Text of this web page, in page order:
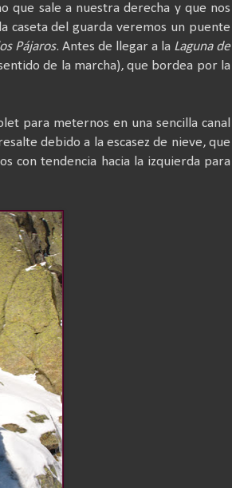
que sale a nuestra derecha y que nos
caseta del guarda veremos un puente
Pájaros. Antes de llegar a la Laguna de
de la marcha), que bordea por la
para meternos en una sencilla canal
debido a la escasez de nieve, que
con tendencia hacia la izquierda para